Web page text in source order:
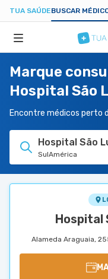
TUA SAÚDEBUSCAR
ESPECIALIDADES
HOSPITAIS
TUASAUDE.COM
Marque
Hospital São
Encontre médicos perto
Hospital São
SulAmérica
Hospital
Alameda Araguaia,